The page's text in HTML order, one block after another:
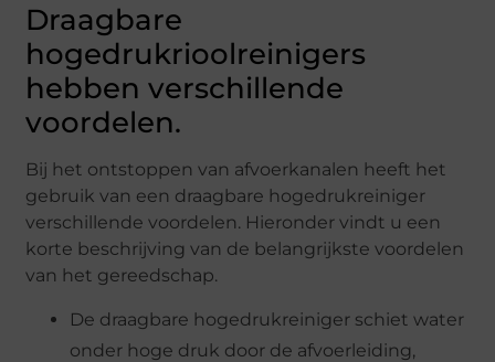
Draagbare
hogedrukrioolreinigers
hebben verschillende
voordelen.
Bij het ontstoppen van afvoerkanalen heeft het
gebruik van een draagbare hogedrukreiniger
verschillende voordelen. Hieronder vindt u een
korte beschrijving van de belangrijkste voordelen
van het gereedschap.
De draagbare hogedrukreiniger schiet water
onder hoge druk door de afvoerleiding,